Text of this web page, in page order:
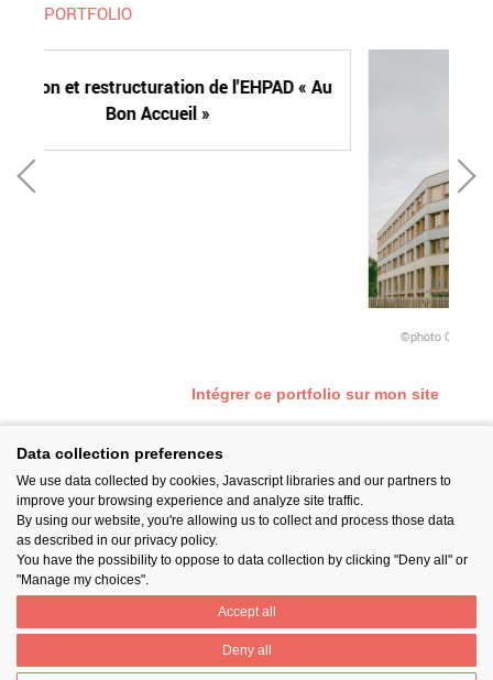
PORTFOLIO
de l'EHPAD « Au
©photo Charles Bouchaïb - Université
Intégrer ce portfolio sur mon site
SUIVEZ-NOUS
PARTAGER
Data collection preferences
We use data collected by cookies, Javascript libraries and our partners to
improve your browsing experience and analyze site traffic.
By using our website, you're allowing us to collect and process those data
as described in our privacy policy.
You have the possibility to oppose to data collection by clicking "Deny all" or
"Manage my choices".
Accept all
Deny all